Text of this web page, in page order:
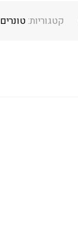
קטגוריות: טונרים